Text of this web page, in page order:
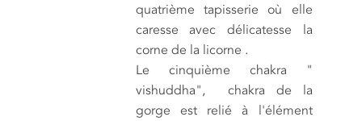
quatrième tapisserie où elle
caresse avec délicatesse la
corne de la licorne .
Le cinquième chakra "
vishuddha", chakra de la
gorge est relié à l'élément